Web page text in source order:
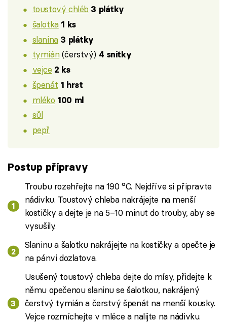
toustový chléb 3 plátky
šalotka 1 ks
slanina 3 plátky
tymián(čerstvý) 4 snítky
vejce 2 ks
špenát 1 hrst
mléko 100 ml
sůl
pepř
Postup přípravy
Troubu rozehřejte na 190 °C. Nejdříve si připravte
nádivku. Toustový chleba nakrájejte na menší
kostičky a dejte je na 5–10 minut do trouby, aby se
vysušily.
Slaninu a šalotku nakrájejte na kostičky a opečte je
na pánvi dozlatova.
Usušený toustový chleba dejte do mísy, přidejte k
němu opečenou slaninu se šalotkou, nakrájený
čerstvý tymián a čerstvý špenát na menší kousky.
Vejce rozmíchejte v mléce a nalijte na nádivku.